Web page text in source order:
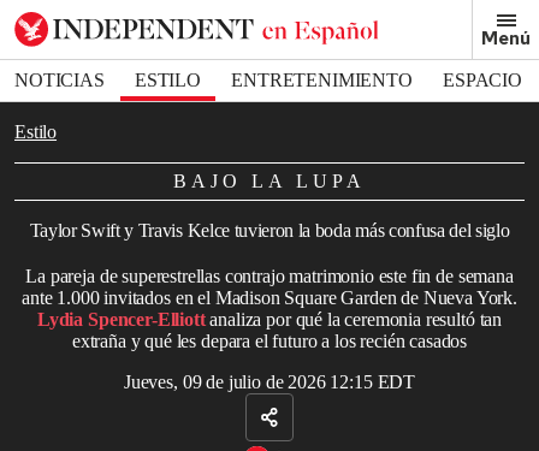
Menú
NOTICIAS ESTILO ENTRETENIMIENTO
ESPACIO
DEPORTES
Estilo
BAJO LA LUPA
Taylor Swift y Travis Kelce tuvieron la boda más confusa del siglo
La pareja de superestrellas contrajo matrimonio este fin de semana
ante 1.000 invitados en el Madison Square Garden de Nueva York.
Lydia Spencer-Elliottanaliza por qué la ceremonia resultó tan
extraña y qué les depara el futuro a los recién casados
Jueves, 09 de julio de 2026 12:15 EDT
Bookmark popover
Removed from bookmarks
Close popover